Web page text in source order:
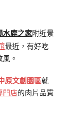
水鹿之家附近景
最近，有好吃
。
原文創園區就
門店的肉片品質